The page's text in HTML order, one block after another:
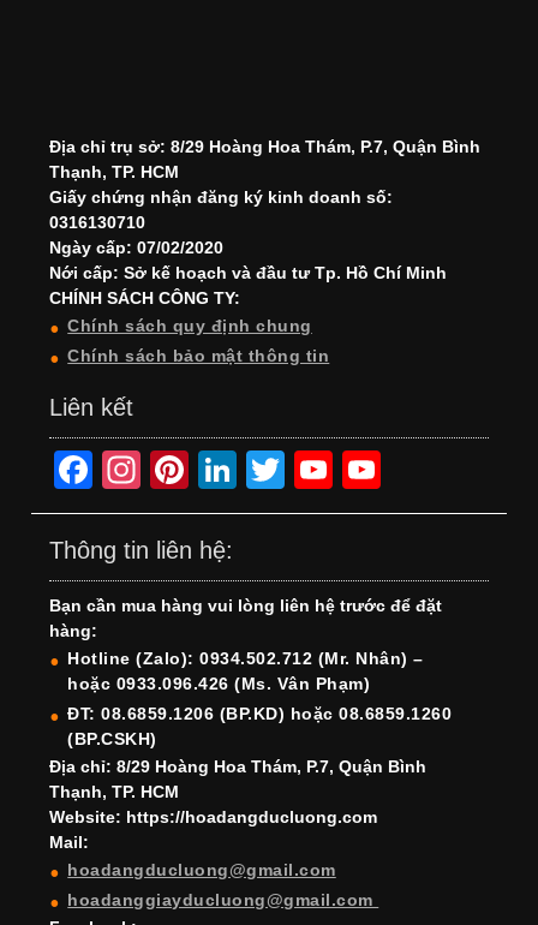
Địa chỉ trụ sở: 8/29 Hoàng Hoa Thám, P.7, Quận Bình
Thạnh, TP. HCM
Giấy chứng nhận đăng ký kinh doanh số:
0316130710
Ngày cấp: 07/02/2020
Nới cấp: Sở kế hoạch và đầu tư Tp. Hồ Chí Minh
CHÍNH SÁCH CÔNG TY:
Chính sách quy định chung
Chính sách bảo mật thông tin
Liên kết
F
a
c
e
b
o
o
k
In
st
a
gr
a
m
Pi
nt
er
e
st
Li
n
e
dI
n
T
wi
er
Y
o
T
u
b
e
o
T
u
b
e
h
Thông tin liên hệ:
Bạn cần mua hàng vui lòng liên hệ trước để đặt
hàng:
Hotline (Zalo): 0934.502.712 (Mr. Nhân) –
hoặc 0933.096.426 (Ms. Vân Phạm)
ĐT: 08.6859.1206 (BP.KD) hoặc 08.6859.1260
(BP.CSKH)
Địa chỉ: 8/29 Hoàng Hoa Thám, P.7, Quận Bình
Thạnh, TP. HCM
Website: https://hoadangducluong.com
Mail:
hoadangducluong@gmail.com
hoadanggiayducluong@gmail.com